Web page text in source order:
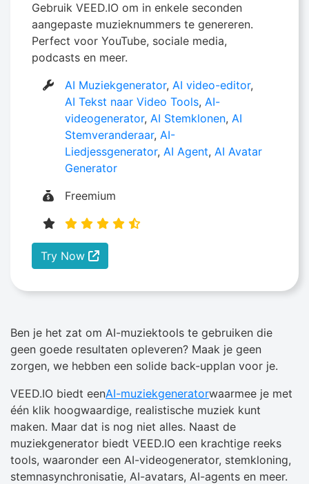
Gebruik VEED.IO om in enkele seconden
aangepaste muzieknummers te genereren.
Perfect voor YouTube, sociale media,
podcasts en meer.
AI Muziekgenerator,AI video-editor,
AI Tekst naar Video Tools,AI-
videogenerator,AI Stemklonen,AI
Stemveranderaar,AI-
Liedjessgenerator,AI Agent,AI Avatar
Generator
Freemium
Try Now
Ben je het zat om AI-muziektools te gebruiken die
geen goede resultaten opleveren? Maak je geen
zorgen, we hebben een solide back-upplan voor je.
VEED.IO biedt eenAI-muziekgeneratorwaarmee je met
één klik hoogwaardige, realistische muziek kunt
maken. Maar dat is nog niet alles. Naast de
muziekgenerator biedt VEED.IO een krachtige reeks
tools, waaronder een AI-videogenerator, stemkloning,
stemnasynchronisatie, AI-avatars, AI-agents en meer.